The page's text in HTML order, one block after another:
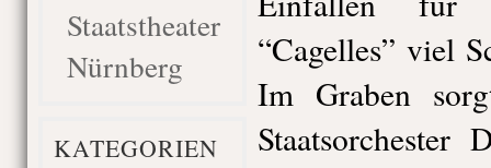
Staatstheater
Nürnberg
KATEGORIEN
“Cagelles” viel
Im Graben
Staatsorchester